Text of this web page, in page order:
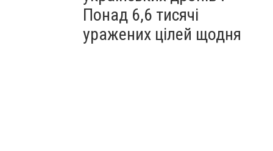
Понад 6,6 тисячі
уражених цілей щодня